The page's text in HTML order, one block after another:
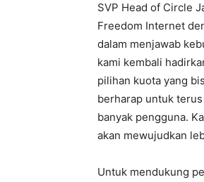
SVP Head of Circle
Freedom Internet
dalam menjawab
kami kembali
pilihan kuota yang
berharap untuk
banyak pengguna.
akan mewujudkan
Untuk mendukung